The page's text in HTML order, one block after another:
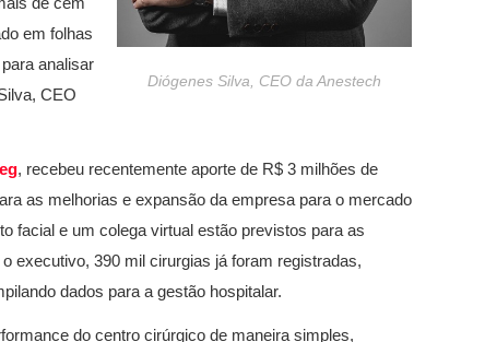
Diógenes Silva, CEO da Anestech
em folhas
analisar
CEO
, recebeu recentemente aporte de R$ 3 milhões de
as melhorias e expansão da empresa para o mercado
facial e um colega virtual estão previstos para as
executivo, 390 mil cirurgias já foram registradas,
dados para a gestão hospitalar.
do centro cirúrgico de maneira simples,